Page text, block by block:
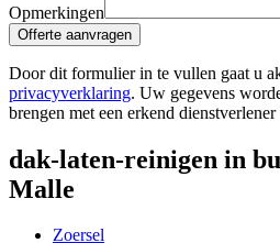
Opmerkingen
Offerte aanvragen
Door dit formulier in te vullen gaat u
privacyverklaring. Uw gegevens
brengen met een erkend
dak-laten-reinigen in
Malle
Zoersel